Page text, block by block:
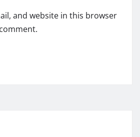
and website in this browser